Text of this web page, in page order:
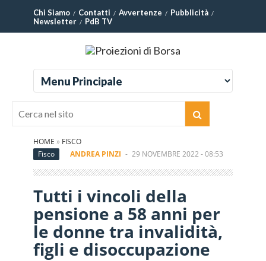
Chi Siamo Contatti Avvertenze
Pubblicità
Newsletter
PdB TV
HOME » FISCO
Fisco
ANDREA PINZI - 29 NOVEMBRE 2022 - 08:53
Tutti i vincoli della
pensione a 58 anni per
le donne tra invalidità,
figli e disoccupazione